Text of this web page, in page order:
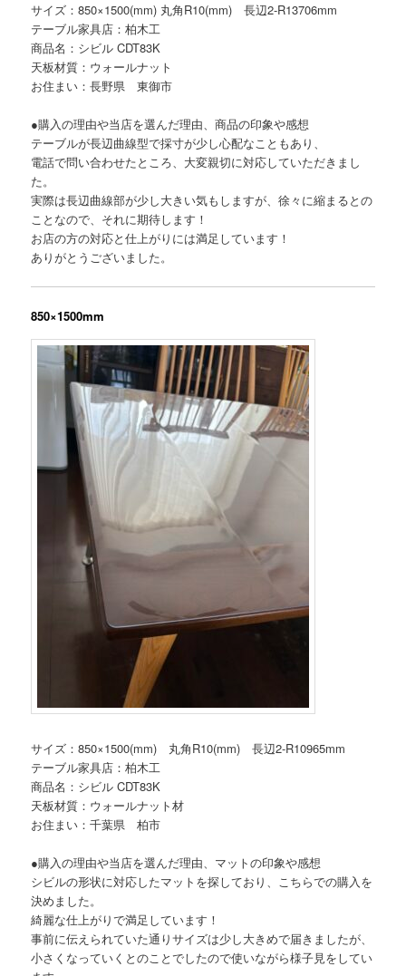
サイズ：850×1500(mm) 丸角R10(mm) 長辺2-R13706mm
テーブル家具店：柏木工
商品名：シビル CDT83K
天板材質：ウォールナット
お住まい：長野県 東御市
●購入の理由や当店を選んだ理由、商品の印象や感想
テーブルが長辺曲線型で採寸が少し心配なこともあり、
電話で問い合わせたところ、大変親切に対応していただきまし
た。
実際は長辺曲線部が少し大きい気もしますが、徐々に縮まるとの
ことなので、それに期待します！
お店の方の対応と仕上がりには満足しています！
ありがとうございました。
850×1500mm
サイズ：850×1500(mm) 丸角R10(mm) 長辺2-R10965mm
テーブル家具店：柏木工
商品名：シビル CDT83K
天板材質：ウォールナット材
お住まい：千葉県 柏市
●購入の理由や当店を選んだ理由、マットの印象や感想
シビルの形状に対応したマットを探しており、こちらでの購入を
決めました。
綺麗な仕上がりで満足しています！
事前に伝えられていた通りサイズは少し大きめで届きましたが、
小さくなっていくとのことでしたので使いながら様子見をしてい